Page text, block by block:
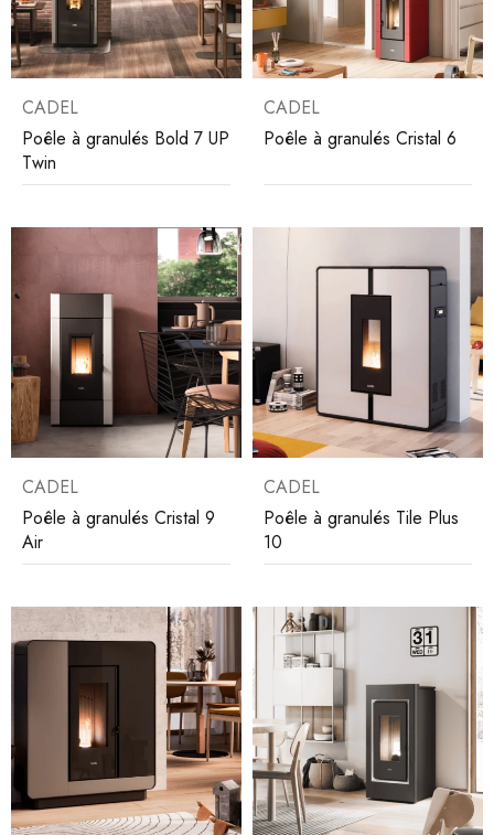
CADEL
Poêle à granulés Bold 7 UP
Twin
CADEL
Poêle à granulés Cristal 6
CADEL
Poêle à granulés Cristal 9
Air
CADEL
Poêle à granulés Tile Plus
10